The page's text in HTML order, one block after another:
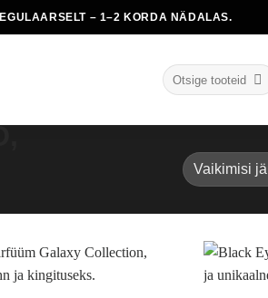
– 1–2 KORDA NÄDALAS.
Otsi: